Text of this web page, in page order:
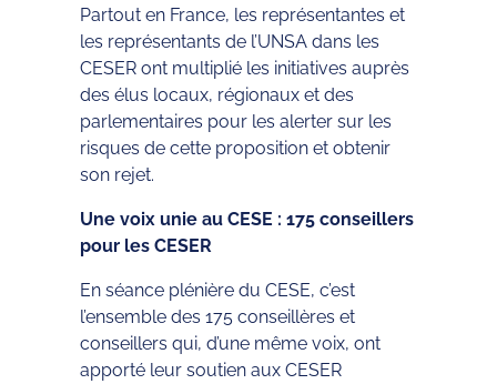
Partout en France, les représentantes et
les représentants de l’UNSA dans les
CESER ont multiplié les initiatives auprès
des élus locaux, régionaux et des
parlementaires pour les alerter sur les
risques de cette proposition et obtenir
son rejet.
Une voix unie au CESE : 175 conseillers
pour les CESER
En séance plénière du CESE, c’est
l’ensemble des 175 conseillères et
conseillers qui, d’une même voix, ont
apporté leur soutien aux CESER